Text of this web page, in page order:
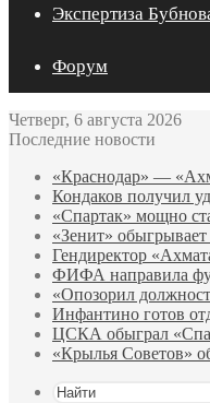
Экспертиза
Форум
Четверг, 6 августа 2026
Последние новости
«Краснодар» —
Кондаков получил
«Спартак» мощно
«Зенит»
Гендиректор
ФИФА направила
«Опозорил
Инфантино готов
ЦСКА обыграл
«Крылья Советов»